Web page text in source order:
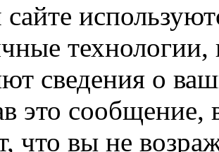
технологии,
сведения о
это сообщение,
что вы не